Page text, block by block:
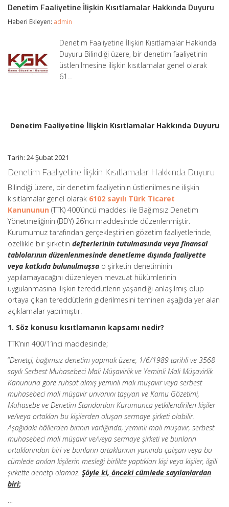
İlişkin
Kısıtlamalar
Denetim Faaliyetine İlişkin Kısıtlamalar Hakkında Duyuru
Haberi Ekleyen: admin
Denetim Faaliyetine İlişkin Kısıtlamalar Hakkında
Duyuru Bilindiği üzere, bir denetim faaliyetinin
üstlenilmesine ilişkin kısıtlamalar genel olarak
61…
Denetim Faaliyetine İlişkin Kısıtlamalar Hakkında Duyuru
Tarih: 24 Şubat 2021
Denetim Faaliyetine İlişkin Kısıtlamalar Hakkında Duyuru
Bilindiği üzere, bir denetim faaliyetinin üstlenilmesine ilişkin
kısıtlamalar genel olarak 6102 sayılı Türk Ticaret
Kanununun (TTK) 400’üncü maddesi ile Bağımsız Denetim
Yönetmeliğinin (BDY) 26’ncı maddesinde düzenlenmiştir.
Kurumumuz tarafından gerçekleştirilen gözetim faaliyetlerinde,
özellikle bir şirketin defterlerinin tutulmasında veya finansal
tablolarının düzenlenmesinde denetleme dışında faaliyette
veya katkıda bulunulmuşsa o şirketin denetiminin
yapılamayacağını düzenleyen mevzuat hükümlerinin
uygulanmasına ilişkin tereddütlerin yaşandığı anlaşılmış olup
ortaya çıkan tereddütlerin giderilmesini teminen aşağıda yer alan
açıklamalar yapılmıştır:
1. Söz konusu kısıtlamanın kapsamı nedir?
TTK’nın 400/1’inci maddesinde;
“Denetçi, bağımsız denetim yapmak üzere, 1/6/1989 tarihli ve 3568
sayılı Serbest Muhasebeci Mali Müşavirlik ve Yeminli Mali Müşavirlik
Kanununa göre ruhsat almış yeminli mali müşavir veya serbest
muhasebeci mali müşavir unvanını taşıyan ve Kamu Gözetimi,
Muhasebe ve Denetim Standartları Kurumunca yetkilendirilen kişiler
ve/veya ortakları bu kişilerden oluşan sermaye şirketi olabilir.
Aşağıdaki hâllerden birinin varlığında, yeminli mali müşavir, serbest
muhasebeci mali müşavir ve/veya sermaye şirketi ve bunların
ortaklarından biri ve bunların ortaklarının yanında çalışan veya bu
cümlede anılan kişilerin mesleği birlikte yaptıkları kişi veya kişiler, ilgili
şirkette denetçi olamaz. Şöyle ki, önceki cümlede sayılanlardan
biri;
…